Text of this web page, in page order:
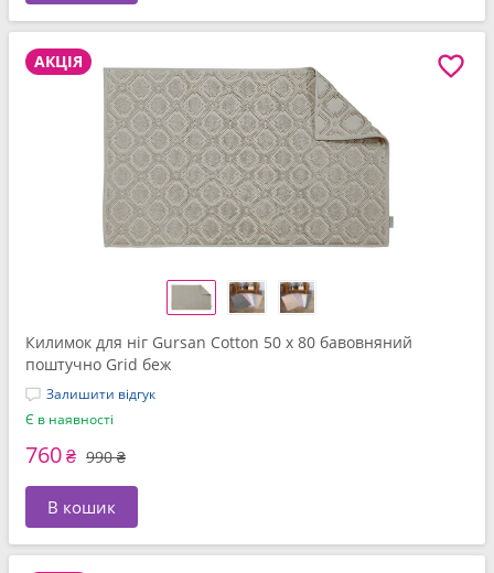
АКЦІЯ
Килимок для нiг Gursan Cotton 50 x 80 бавовняний
поштучно Grid беж
Залишити відгук
Є в наявності
760₴ 990 ₴
В кошик